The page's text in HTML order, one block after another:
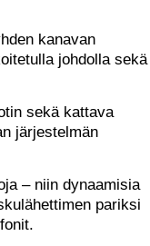
kanavan
johdolla sekä
sekä kattava
järjestelmän
– niin dynaamisia
pariksi